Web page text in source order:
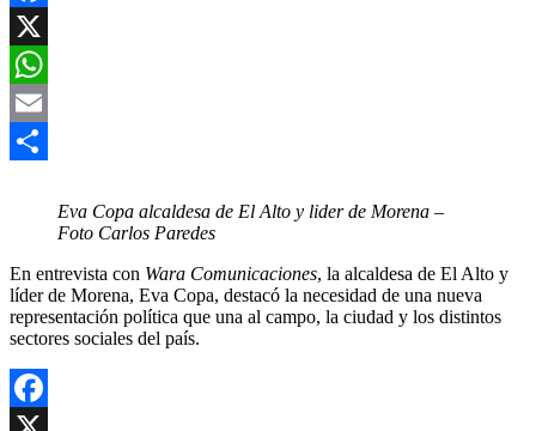
Facebook
X
WhatsApp
Email
Eva Copa alcaldesa de El Alto y lider de Morena –
Foto Carlos Paredes
En entrevista con Wara Comunicaciones, la alcaldesa de El Alto y
líder de Morena, Eva Copa, destacó la necesidad de una nueva
representación política que una al campo, la ciudad y los distintos
sectores sociales del país.
Facebook